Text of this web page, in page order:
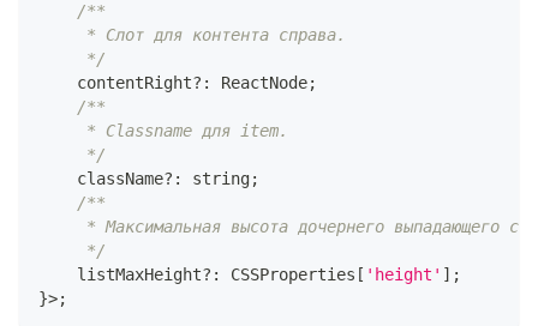
/**
     * Слот для контента справа.
     */
    contentRight
? : ReactNode;
/**
     * Classname для item.
     */
    className
? : string;
/**
* Максимальная высота дочернего выпадающего
     */
    listMaxHeight
? : CSSProperties [ 'height' ] ;
}>;